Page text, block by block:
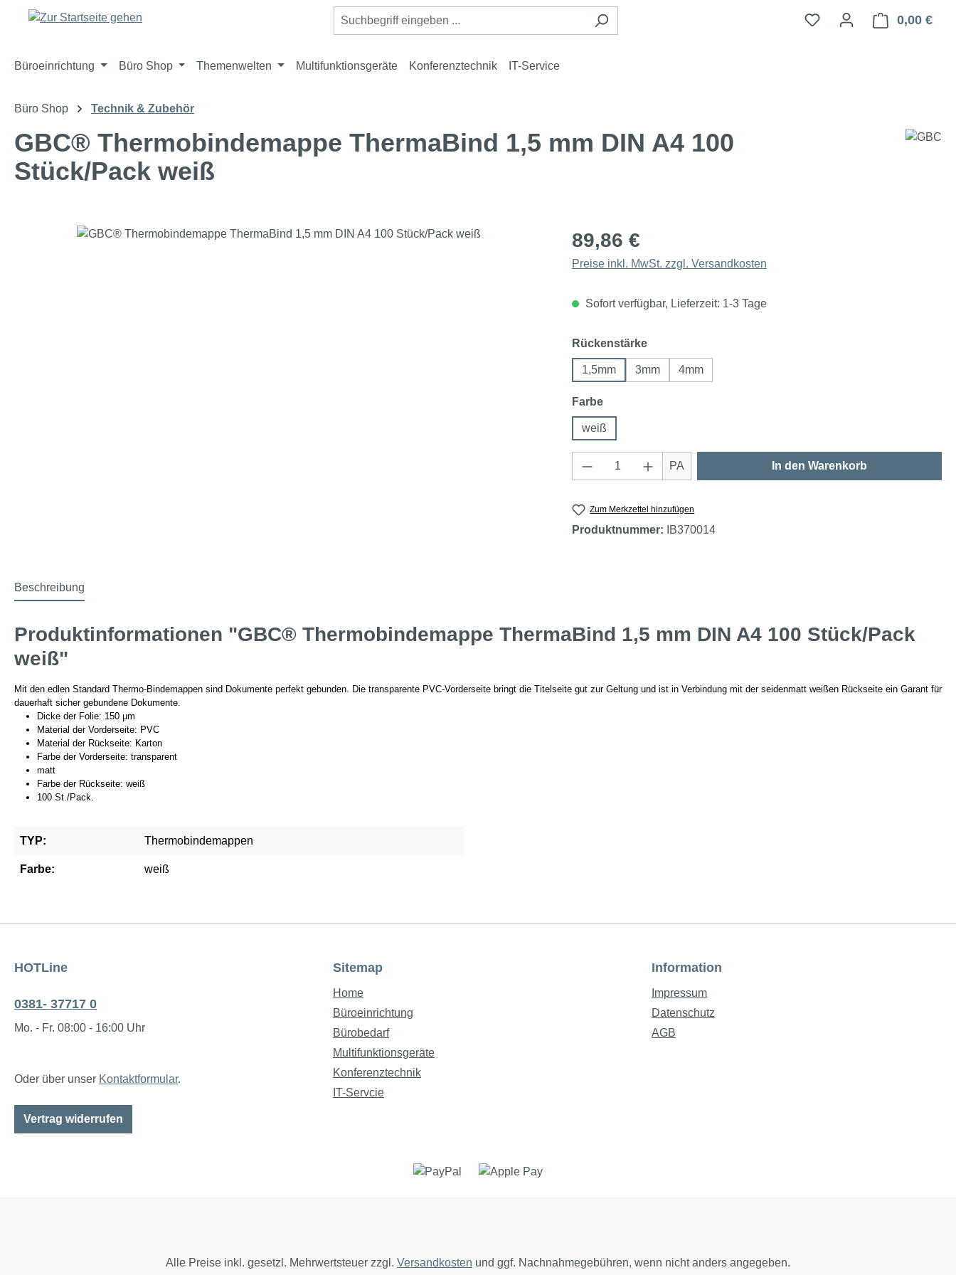
Hauptinhalt springen
Zur Suche springen
Zur Hauptnavigation springen 0,00 €
Büroeinrichtung Büro Shop Themenwelten Multifunktionsgeräte Konferenztechnik IT-Service
Büro Shop Technik & Zubehör
GBC® Thermobindemappe ThermaBind 1,5 mm DIN A4 100
Stück/Pack weiß
Bildergalerie überspringen 89,86 €
Preise inkl. MwSt. zzgl. Versandkosten
Sofort verfügbar, Lieferzeit: 1-3 Tage
Rückenstärkeauswählen
1,5mm 3mm 4mm
Farbeauswählen
weiß
Produkt Anzahl: Gib den gewünschten Wert ein
PA In den Warenkorb
Zum Merkzettel hinzufügen
Produktnummer: IB370014
Beschreibung
Produktinformationen "GBC® Thermobindemappe ThermaBind 1,5 mm DIN A4 100 Stück/Pack
weiß"
Mit den edlen Standard Thermo-Bindemappen sind Dokumente perfekt gebunden. Die transparente PVC-Vorderseite bringt die Titelseite gut zur Geltung und ist in Verbindung mit der seidenmatt weißen Rückseite ein Garant für
dauerhaft sicher gebundene Dokumente.
Dicke der Folie: 150 µm
Material der Vorderseite: PVC
Material der Rückseite: Karton
Farbe der Vorderseite: transparent
matt
Farbe der Rückseite: weiß
100 St./Pack.
TYP: Thermobindemappen
Farbe: weiß
HOTLine
0381- 37717 0
Mo. - Fr. 08:00 - 16:00 Uhr
Oder über unser Kontaktformular.
Vertrag widerrufen
Sitemap
Home
Büroeinrichtung
Bürobedarf
Multifunktionsgeräte
Konferenztechnik
IT-Servcie
Information
Impressum
Datenschutz
AGB
Alle Preise inkl. gesetzl. Mehrwertsteuer zzgl. Versandkosten und ggf. Nachnahmegebühren, wenn nicht anders angegeben.